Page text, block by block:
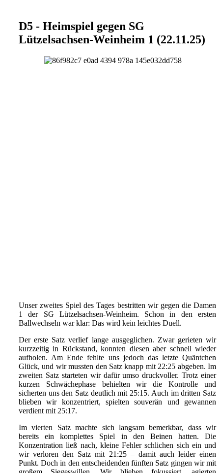
D5 - Heimspiel gegen SG
Lützelsachsen-Weinheim 1 (22.11.25)
Unser zweites Spiel des Tages bestritten wir gegen die Damen
1 der SG Lützelsachsen-Weinheim. Schon in den ersten
Ballwechseln war klar: Das wird kein leichtes Duell.
Der erste Satz verlief lange ausgeglichen. Zwar gerieten wir
kurzzeitig in Rückstand, konnten diesen aber schnell wieder
aufholen. Am Ende fehlte uns jedoch das letzte Quäntchen
Glück, und wir mussten den Satz knapp mit 22:25 abgeben. Im
zweiten Satz starteten wir dafür umso druckvoller. Trotz einer
kurzen Schwächephase behielten wir die Kontrolle und
sicherten uns den Satz deutlich mit 25:15. Auch im dritten Satz
blieben wir konzentriert, spielten souverän und gewannen
verdient mit 25:17.
Im vierten Satz machte sich langsam bemerkbar, dass wir
bereits ein komplettes Spiel in den Beinen hatten. Die
Konzentration ließ nach, kleine Fehler schlichen sich ein und
wir verloren den Satz mit 21:25 – damit auch leider einen
Punkt. Doch in den entscheidenden fünften Satz gingen wir mit